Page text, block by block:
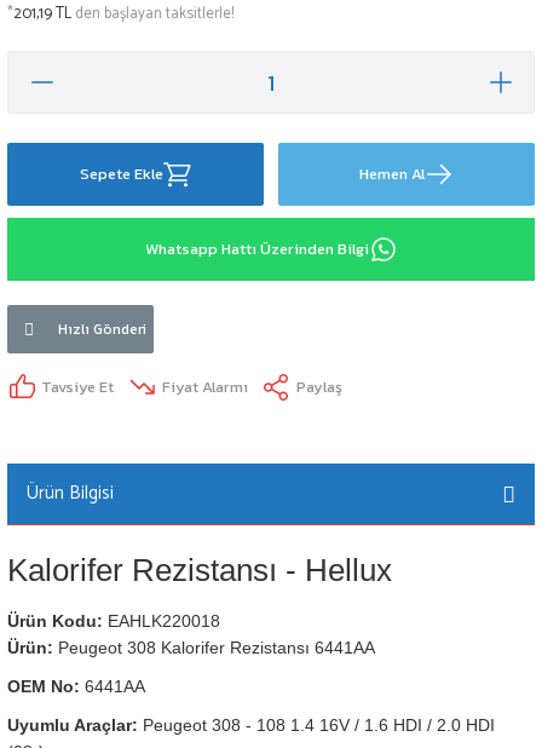
*201,19 TLden başlayan taksitlerle!
Sepete Ekle Hemen Al
Whatsapp Hattı Üzerinden Bilgi
Hızlı Gönderi
Tavsiye Et Fiyat Alarmı Paylaş
Ürün Bilgisi
Kalorifer Rezistansı - Hellux
Ürün Kodu: EAHLK220018
Ürün: Peugeot 308 Kalorifer Rezistansı 6441AA
OEM No: 6441AA
Uyumlu Araçlar: Peugeot 308 - 108 1.4 16V / 1.6 HDI / 2.0 HDI